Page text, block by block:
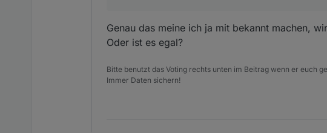
Edit: 11.04.19, Standard-Links im Admin
Genau das meine ich ja mit bekannt machen,
Oder ist es egal?
Bitte benutzt das Voting rechts unten im Beitrag wenn er euch
Immer Daten sichern!